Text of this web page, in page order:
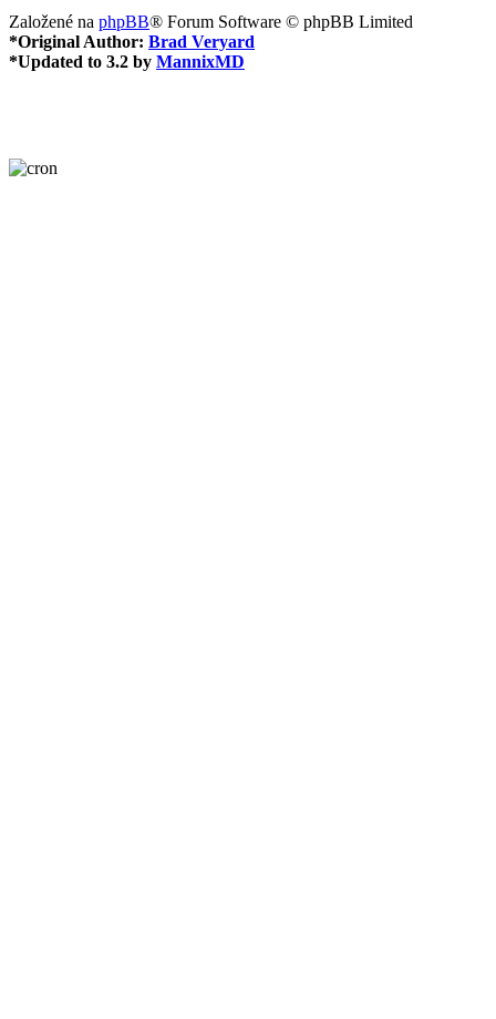
Založené na phpBB® Forum Software © phpBB Limited
*Original Author: Brad Veryard
*Updated to 3.2 by MannixMD